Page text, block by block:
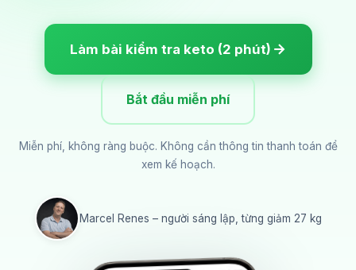
Làm bài kiểm tra keto (2 phút)
Bắt đầu miễn phí
Miễn phí, không ràng buộc. Không cần thông tin thanh toán để
xem kế hoạch.
Marcel Renes – người sáng lập, từng giảm 27 kg